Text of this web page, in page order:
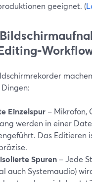
geeignet. (
Einzelspur – Mikrofon,
werden in einer
Das Editieren
Spuren – Jede
auch Systemaudio)